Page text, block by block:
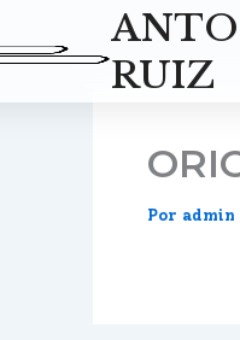
RUIZ
Por admin